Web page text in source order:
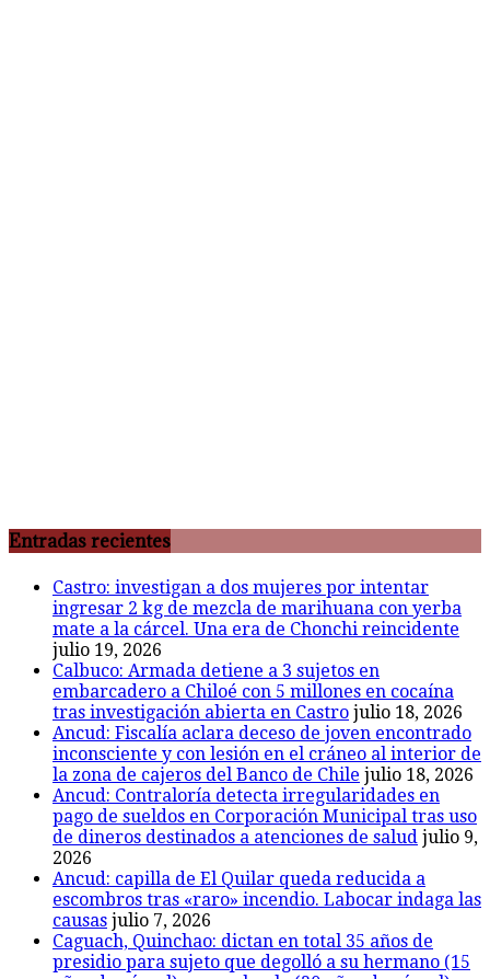
Entradas recientes
Castro: investigan a dos mujeres por intentar
ingresar 2 kg de mezcla de marihuana con yerba
mate a la cárcel. Una era de Chonchi reincidente
julio 19, 2026
Calbuco: Armada detiene a 3 sujetos en
embarcadero a Chiloé con 5 millones en cocaína
tras investigación abierta en Castro julio 18, 2026
Ancud: Fiscalía aclara deceso de joven encontrado
inconsciente y con lesión en el cráneo al interior de
la zona de cajeros del Banco de Chile julio 18, 2026
Ancud: Contraloría detecta irregularidades en
pago de sueldos en Corporación Municipal tras uso
de dineros destinados a atenciones de salud julio 9,
2026
Ancud: capilla de El Quilar queda reducida a
escombros tras «raro» incendio. Labocar indaga las
causas julio 7, 2026
Caguach, Quinchao: dictan en total 35 años de
presidio para sujeto que degolló a su hermano (15